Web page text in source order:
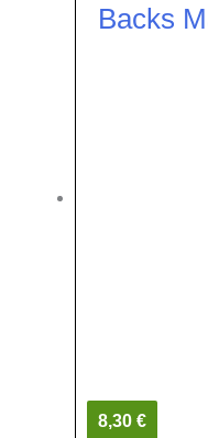
Backs
8,30 €